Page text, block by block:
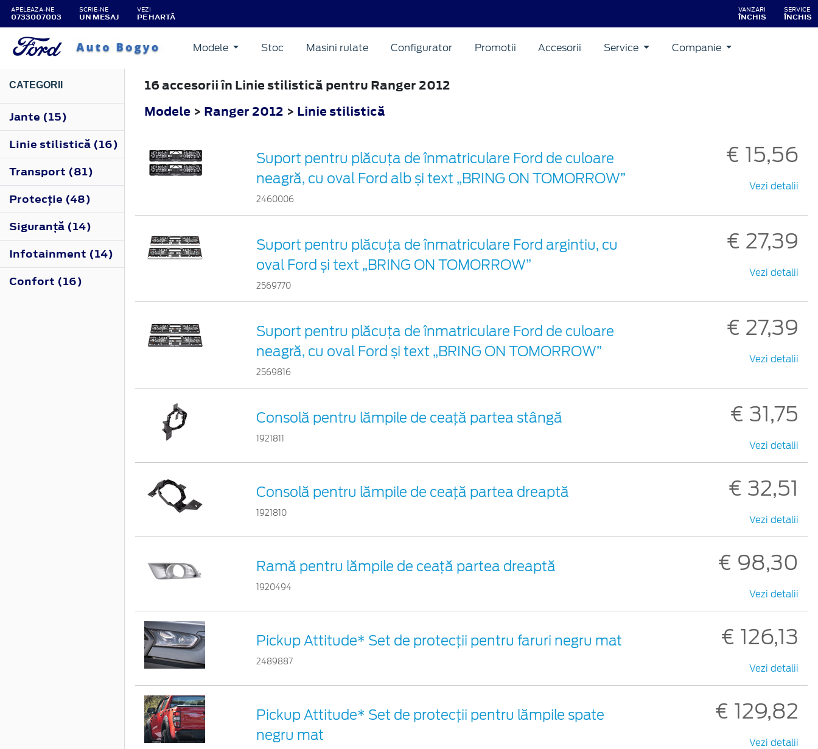
APELEAZA-NE
0733007003
SCRIE-NE
UN MESAJ
VEZI
PE HARTĂ
VANZARI
ÎNCHIS
SERVICE
ÎNCHIS
Modele Stoc Masini rulate Configurator Promotii Accesorii Service Companie
2012
CATEGORII
Jante (15)
Linie stilistică (16)
Transport (81)
Protecţie (48)
Siguranţă (14)
Infotainment (14)
Confort (16)
16 accesorii în Linie stilistică pentru Ranger 2012
Modele > Ranger 2012 > Linie stilistică
Suport pentru plăcuța de înmatriculare Ford de culoare
neagră, cu oval Ford alb și text „BRING ON TOMORROW”
2460006
€ 15,56
Vezi detalii
Suport pentru plăcuța de înmatriculare Ford argintiu, cu
oval Ford și text „BRING ON TOMORROW”
2569770
€ 27,39
Vezi detalii
Suport pentru plăcuța de înmatriculare Ford de culoare
neagră, cu oval Ford și text „BRING ON TOMORROW”
2569816
€ 27,39
Vezi detalii
Consolă pentru lămpile de ceață partea stângă
1921811
€ 31,75
Vezi detalii
Consolă pentru lămpile de ceață partea dreaptă
1921810
€ 32,51
Vezi detalii
Ramă pentru lămpile de ceață partea dreaptă
1920494
€ 98,30
Vezi detalii
Pickup Attitude* Set de protecții pentru faruri negru mat
2489887
€ 126,13
Vezi detalii
Pickup Attitude* Set de protecții pentru lămpile spate
negru mat
€ 129,82
Vezi detalii